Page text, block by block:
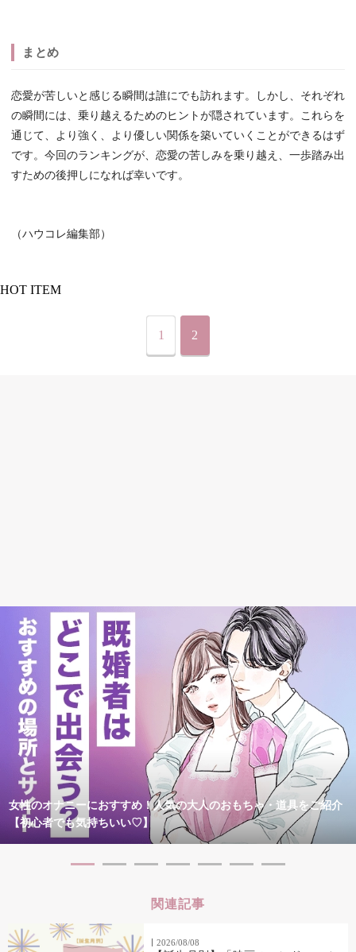
まとめ
恋愛が苦しいと感じる瞬間は誰にでも訪れます。しかし、それぞれ
の瞬間には、乗り越えるためのヒントが隠されています。これらを
通じて、より強く、より優しい関係を築いていくことができるはず
です。今回のランキングが、恋愛の苦しみを乗り越え、一歩踏み出
すための後押しになれば幸いです。
（ハウコレ編集部）
HOT ITEM
1 2
女性のオナニーにおすすめ！人気の大人のおもちゃ・道具をご紹介
【初心者でも気持ちいい♡】
関連記事
2026/08/08